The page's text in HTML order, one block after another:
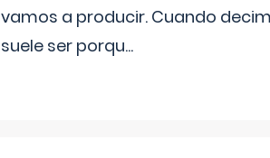
vamos a producir. Cuando
suele ser porqu...